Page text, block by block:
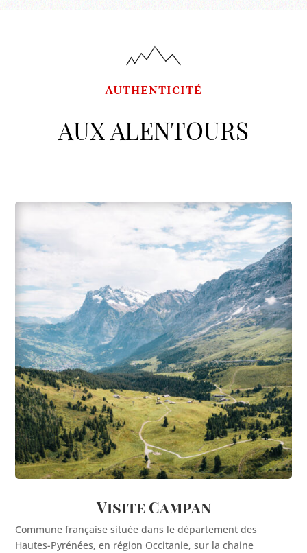
AUTHENTICITÉ
AUX ALENTOURS
Visite Campan
Commune française située dans le département des
Hautes-Pyrénées, en région Occitanie, sur la chaine